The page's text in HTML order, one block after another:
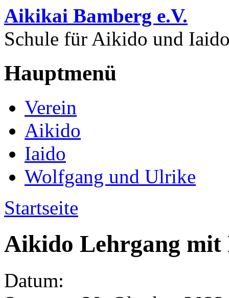
Direkt zum Inhalt
Aikikai Bamberg e.V.
Schule für Aikido und
Hauptmenü
Verein
Aikido
Iaido
Wolfgang und Ulrike
Sie sind hier
Startseite
Aikido Lehrgang mit
Datum: